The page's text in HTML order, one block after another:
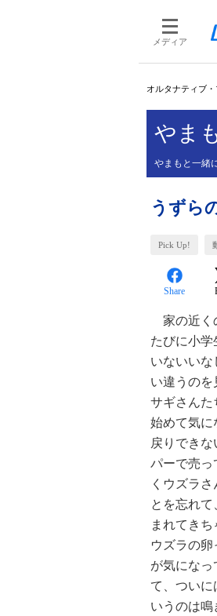
メディア
オルタナティブ
やま
やまもと一緒
うずら
Pick Up!
Share
家の近く
たびに小
いないいな
い違うの
サギさんた
始めて気に
戻りでき
パーで売っ
くウズラ
とを忘れ
まれてき
ウズラの
が気にな
て、ついに
いうのは